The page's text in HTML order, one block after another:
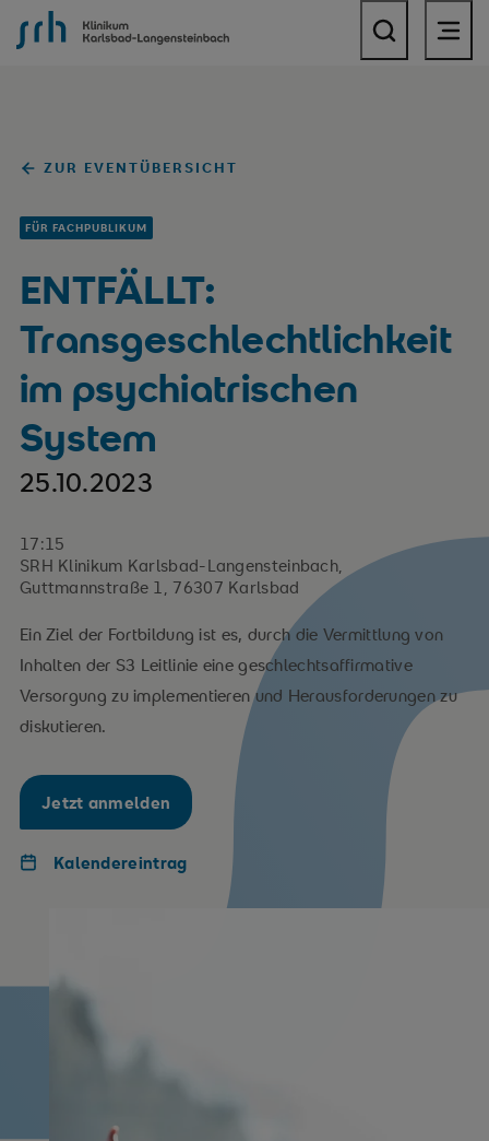
SRH Klinikum Karlsbad-Langensteinbach
ZUR EVENTÜBERSICHT
FÜR FACHPUBLIKUM
ENTFÄLLT:
Transgeschlechtlichkeit
im psychiatrischen
System
25.10.2023
17:15
SRH Klinikum Karlsbad-Langensteinbach,
Guttmannstraße 1, 76307 Karlsbad
Ein Ziel der Fortbildung ist es, durch die Vermittlung von
Inhalten der S3 Leitlinie eine geschlechtsaffirmative
Versorgung zu implementieren und Herausforderungen zu
diskutieren.
Jetzt anmelden
Kalendereintrag